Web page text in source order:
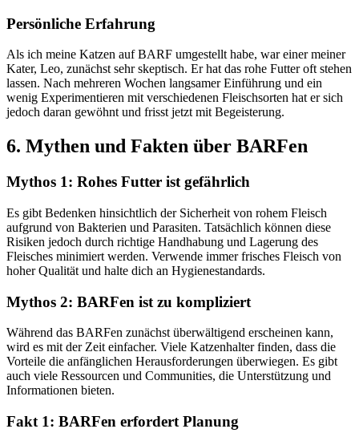
Persönliche Erfahrung
Als ich meine Katzen auf BARF umgestellt habe, war einer meiner
Kater, Leo, zunächst sehr skeptisch. Er hat das rohe Futter oft stehen
lassen. Nach mehreren Wochen langsamer Einführung und ein
wenig Experimentieren mit verschiedenen Fleischsorten hat er sich
jedoch daran gewöhnt und frisst jetzt mit Begeisterung.
6. Mythen und Fakten über BARFen
Mythos 1: Rohes Futter ist gefährlich
Es gibt Bedenken hinsichtlich der Sicherheit von rohem Fleisch
aufgrund von Bakterien und Parasiten. Tatsächlich können diese
Risiken jedoch durch richtige Handhabung und Lagerung des
Fleisches minimiert werden. Verwende immer frisches Fleisch von
hoher Qualität und halte dich an Hygienestandards.
Mythos 2: BARFen ist zu kompliziert
Während das BARFen zunächst überwältigend erscheinen kann,
wird es mit der Zeit einfacher. Viele Katzenhalter finden, dass die
Vorteile die anfänglichen Herausforderungen überwiegen. Es gibt
auch viele Ressourcen und Communities, die Unterstützung und
Informationen bieten.
Fakt 1: BARFen erfordert Planung